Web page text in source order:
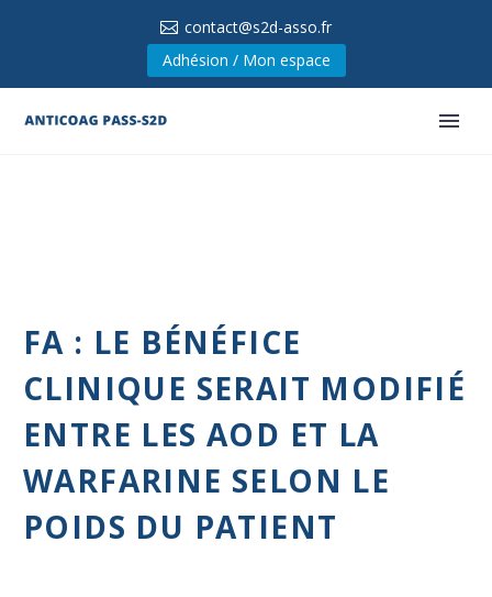
contact@s2d-asso.fr
Adhésion / Mon espace
FA : LE BÉNÉFICE
CLINIQUE SERAIT MODIFIÉ
ENTRE LES AOD ET LA
WARFARINE SELON LE
POIDS DU PATIENT